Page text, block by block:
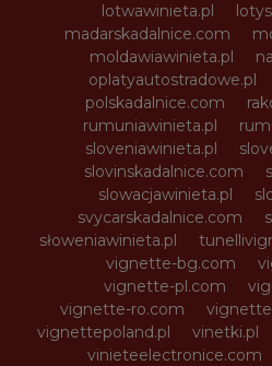
lotwawinieta.pl
madarskadalnice.com
moldawiawinieta.pl
oplatyautostradowe.pl
polskadalnice.com
rumuniawinieta.pl
sloveniawinieta.pl
slovinskadalnice.com
slowacjawinieta.pl
svycarskadalnice.com
słoweniawinieta.pl
vignette-bg.com
vignette-pl.com
vignette-ro.com
vignettepoland.pl
vinetki.pl
vinieteelectronice.com